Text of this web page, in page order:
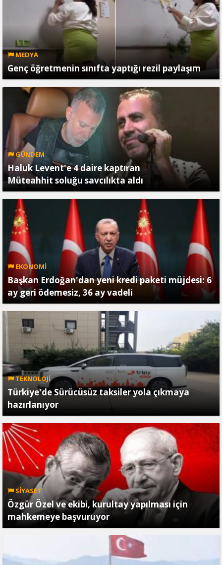
MEDYA
Genç öğretmenin sınıfta yaptığı rezil paylaşım
GÜNDEM
Haluk Levent'e 4 daire kaptıran
Müteahhit soluğu savcılıkta aldı
EKONOMİ
Başkan Erdoğan'dan yeni kredi paketi müjdesi: 6
ay geri ödemesiz, 36 ay vadeli
TEKNOLOJİ
Türkiye'de Sürücüsüz taksiler yola çıkmaya
hazırlanıyor
SİYASET
Özgür Özel ve ekibi, kurultay yapılması için
mahkemeye başvuruyor